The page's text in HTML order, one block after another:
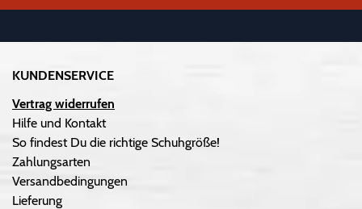
KUNDENSERVICE
Vertrag widerrufen
Hilfe und Kontakt
So findest Du die richtige Schuhgröße!
Zahlungsarten
Versandbedingungen
Lieferung